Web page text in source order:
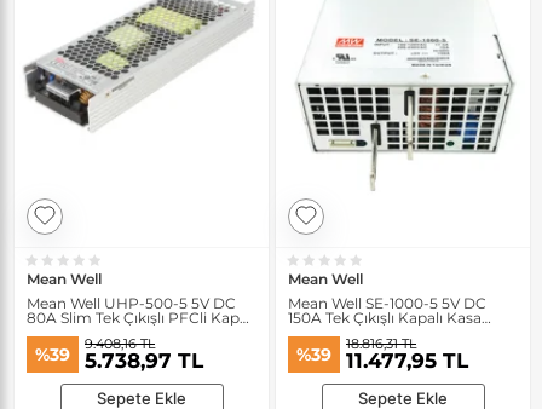
Mean Well
Mean Well UHP-500-5 5V DC
80A Slim Tek Çıkışlı PFCli Kapalı
Kasa Güç Kaynağı
%39 9.408,16 TL
5.738,97 TL
Sepete Ekle
Mean Well
Mean Well SE-1000-5 5V DC
150A Tek Çıkışlı Kapalı Kasa
Kasa Güç Kaynağı
%39 18.816,31 TL
11.477,95 TL
Sepete Ekle